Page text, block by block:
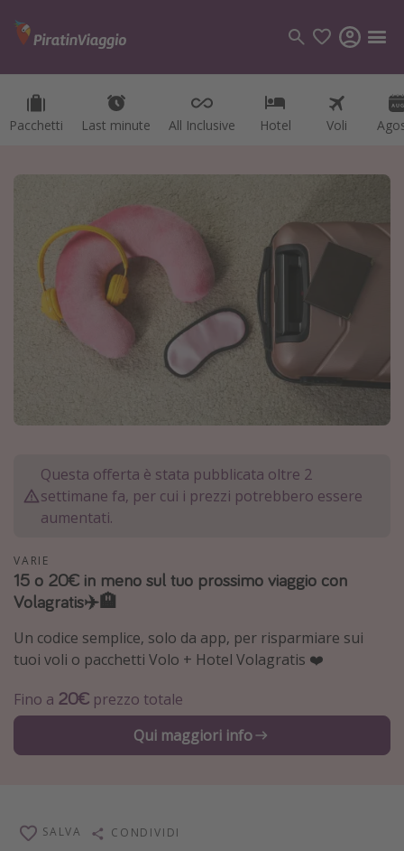
Pacchetti Last minute All Inclusive Hotel Voli
Categorie
Vacanze
Crociere
Destinazioni
Tutte le destinazioni
Grecia
Egitto
Tunisia
Canarie
Capo Verde
Tipo di vacanza
Vacanze last minute
Vacanze all inclusive
Vacanze estate 2026
Vacanze con bambini
Questa offerta è stata pubblicata oltre 2
settimane fa, per cui i prezzi potrebbero essere
aumentati.
VARIE
15 o 20€ in meno sul tuo prossimo viaggio con
Volagratis✈️🏨
Un codice semplice, solo da app, per risparmiare sui
tuoi voli o pacchetti Volo + Hotel Volagratis ❤️
Fino a 20€ prezzo totale
Qui maggiori info
SALVA CONDIVIDI